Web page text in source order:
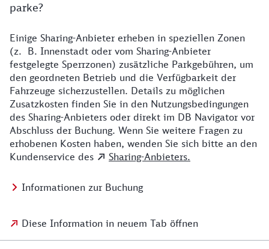
parke?
Einige Sharing-Anbieter erheben in speziellen Zonen
(z. B. Innenstadt oder vom Sharing-Anbieter
festgelegte Sperrzonen) zusätzliche Parkgebühren, um
den geordneten Betrieb und die Verfügbarkeit der
Fahrzeuge sicherzustellen. Details zu möglichen
Zusatzkosten finden Sie in den Nutzungsbedingungen
des Sharing-Anbieters oder direkt im DB Navigator vor
Abschluss der Buchung. Wenn Sie weitere Fragen zu
erhobenen Kosten haben, wenden Sie sich bitte an den
Kundenservice des
Sharing-Anbieters.
Informationen zur Buchung
Diese Information in neuem Tab öffnen